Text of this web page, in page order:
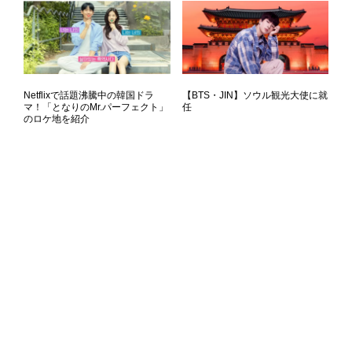
Netflixで話題沸騰中の韓国ドラ
マ！「となりのMr.パーフェクト」
のロケ地を紹介
【BTS・JIN】ソウル観光大使に就
任